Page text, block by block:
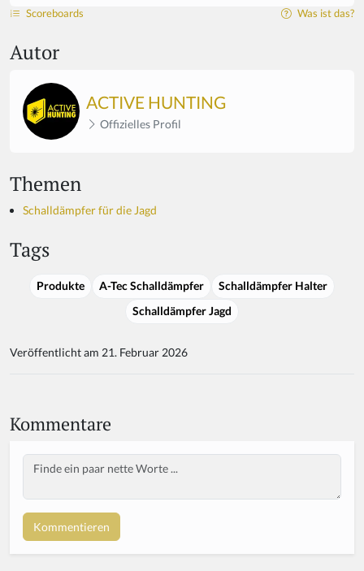
Scoreboards Was ist das?
Autor
ACTIVE HUNTING
Offizielles Profil
Themen
Schalldämpfer für die Jagd
Tags
Produkte A-Tec Schalldämpfer
Schalldämpfer Halter
Schalldämpfer Jagd
Veröffentlicht am 21. Februar 2026
Kommentare
Body